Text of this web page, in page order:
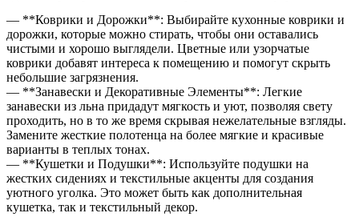
— **Коврики и Дорожки**: Выбирайте кухонные коврики и
дорожки, которые можно стирать, чтобы они оставались
чистыми и хорошо выглядели. Цветные или узорчатые
коврики добавят интереса к помещению и помогут скрыть
небольшие загрязнения.
— **Занавески и Декоративные Элементы**: Легкие
занавески из льна придадут мягкость и уют, позволяя свету
проходить, но в то же время скрывая нежелательные взгляды.
Замените жесткие полотенца на более мягкие и красивые
варианты в теплых тонах.
— **Кушетки и Подушки**: Используйте подушки на
жестких сидениях и текстильные акценты для создания
уютного уголка. Это может быть как дополнительная
кушетка, так и текстильный декор.